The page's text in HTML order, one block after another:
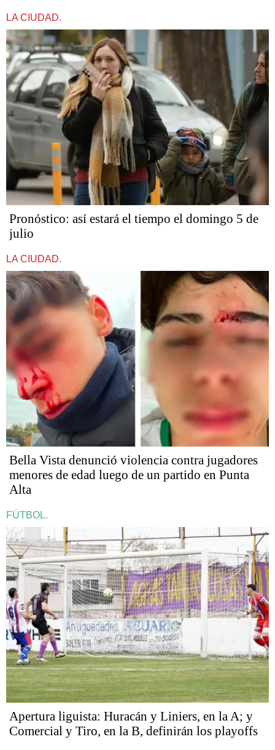
LA CIUDAD.
Pronóstico: así estará el tiempo el domingo 5 de
julio
LA CIUDAD.
Bella Vista denunció violencia contra jugadores
menores de edad luego de un partido en Punta
Alta
FÚTBOL.
Apertura liguista: Huracán y Liniers, en la A; y
Comercial y Tiro, en la B, definirán los playoffs